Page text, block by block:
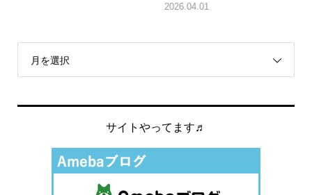
2026.04.01
月を選択
サイトやってます♬